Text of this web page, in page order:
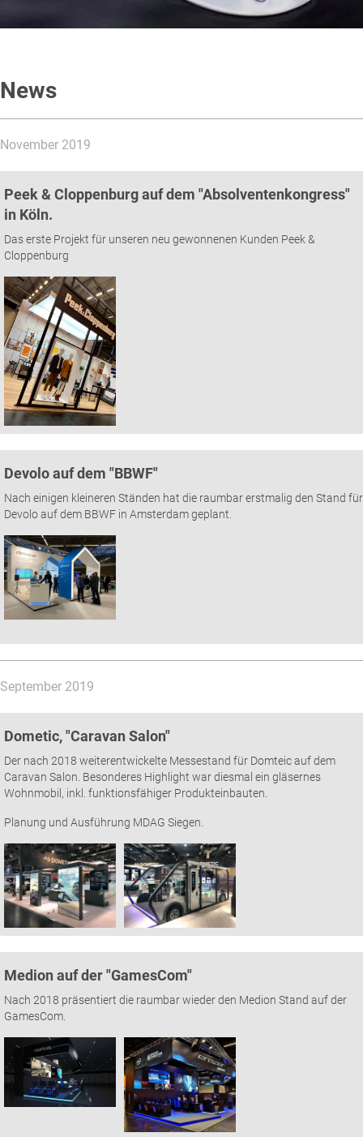
News
November 2019
Peek & Cloppenburg auf dem "Absolventenkongress"
in Köln.
Das erste Projekt für unseren neu gewonnenen Kunden Peek &
Cloppenburg
Devolo auf dem "BBWF"
Nach einigen kleineren Ständen hat die raumbar erstmalig den Stand für
Devolo auf dem BBWF in Amsterdam geplant.
September 2019
Dometic, "Caravan Salon"
Der nach 2018 weiterentwickelte Messestand für Domteic auf dem
Caravan Salon. Besonderes Highlight war diesmal ein gläsernes
Wohnmobil, inkl. funktionsfähiger Produkteinbauten.
Planung und Ausführung MDAG Siegen.
Medion auf der "GamesCom"
Nach 2018 präsentiert die raumbar wieder den Medion Stand auf der
GamesCom.